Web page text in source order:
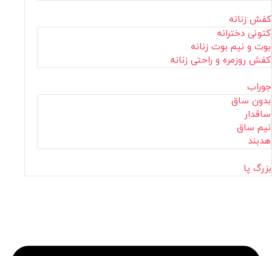
کفش زنانه
کتونی دخترانه
بوت و نیم بوت زنانه
کفش روزمره و راحتی زنانه
جوراب
بدون ساق
ساقدار
نیم ساق
هدبند
بزرگ پا